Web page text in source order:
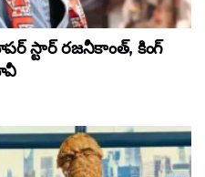
స్టార్ రజనీకాంత్, కింగ్